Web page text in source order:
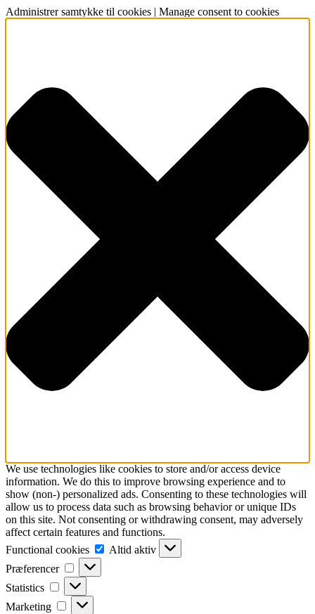
Administrer samtykke til cookies | Manage consent to cookies
We use technologies like cookies to store and/or access device
information. We do this to improve browsing experience and to
show (non-) personalized ads. Consenting to these technologies will
allow us to process data such as browsing behavior or unique IDs
on this site. Not consenting or withdrawing consent, may adversely
affect certain features and functions.
Functional cookies
Functional
cookies
Altid aktiv
Præferencer
Præferencer
Statistics Statistics
Marketing Marketing